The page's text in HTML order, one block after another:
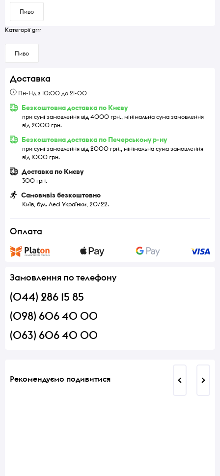
Пиво
Категорії grrr
Пиво
Доставка
Пн-Нд з 10:00 до 21-00
Безкоштовна доставка по Києву
при сумі замовлення від 4000 грн., мінімальна сума замовлення
від 2000 грн.
Безкоштовна доставка по Печерському р-ну
при сумі замовлення від 2000 грн., мінімальна сума замовлення
від 1000 грн.
Доставка по Києву
300 грн.
Самовивіз безкоштовно
Київ, бул. Лесі Українки, 20/22.
Оплата
Замовлення по телефону
(044) 286 15 85
(098) 606 40 00
(063) 606 40 00
Рекомендуємо подивитися